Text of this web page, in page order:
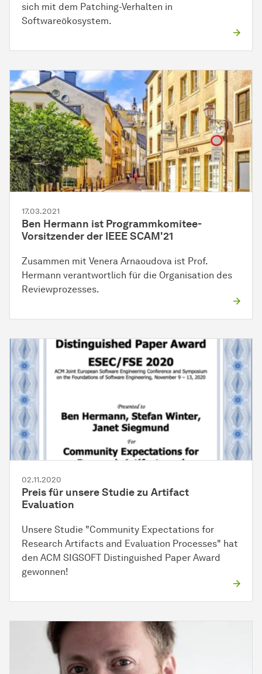
sich mit dem Patching-Verhalten in
Softwareökosystem.
17.03.2021
Ben Hermann ist Programmkomitee-
Vorsitzender der IEEE SCAM'21
Zusammen mit Venera Arnaoudova ist Prof.
Hermann verantwortlich für die Organisation des
Reviewprozesses.
02.11.2020
Preis für unsere Studie zu Artifact
Evaluation
Unsere Studie "Community Expectations for
Research Artifacts and Evaluation Processes" hat
den ACM SIGSOFT Distinguished Paper Award
gewonnen!